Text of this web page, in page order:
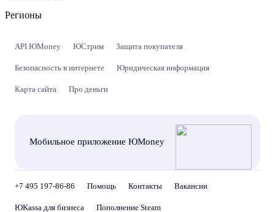
Регионы
API ЮMoney ЮСтрим Защита покупателя
Безопасность в интернете Юридическая информация
Карта сайта Про деньги
Мобильное приложение ЮMoney
+7 495 197-86-86 Помощь Контакты Вакансии
ЮKassa для бизнеса Пополнение Steam